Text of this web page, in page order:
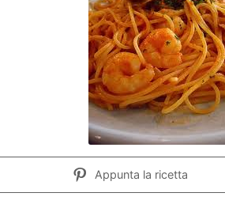
Appunta la ricetta